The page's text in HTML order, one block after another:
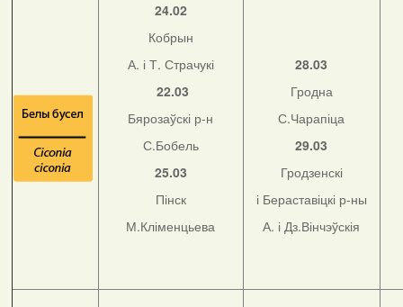
24.02
Кобрын
А. і Т. Страчукі
22.03
Бярозаўскі р-н
С.Бобель
25.03
Пінск
М.Кліменцьева
28.03
Гродна
С.Чарапіца
29.03
Гродзенскі
і Бераставіцкі р-ны
А. і Дз.Вінчэўскія